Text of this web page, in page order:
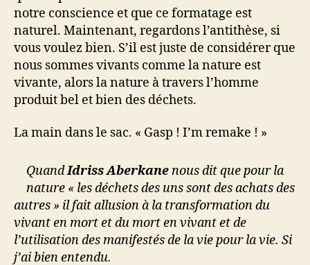
notre conscience et que ce formatage est
naturel. Maintenant, regardons l’antithèse, si
vous voulez bien. S’il est juste de considérer que
nous sommes vivants comme la nature est
vivante, alors la nature à travers l’homme
produit bel et bien des déchets.
La main dans le sac. « Gasp ! I’m remake ! »
QuandIdriss Aberkanenous dit que pour la
nature « les déchets des uns sont des achats des
autres » il fait allusion à la transformation du
vivant en mort et du mort en vivant et de
l’utilisation des manifestés de la vie pour la vie. Si
j’ai bien entendu.